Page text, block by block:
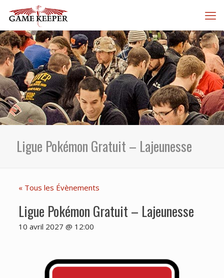
Ligue Pokémon Gratuit – Lajeunesse
« Tous les Évènements
Ligue Pokémon Gratuit – Lajeunesse
10 avril 2027 @ 12:00